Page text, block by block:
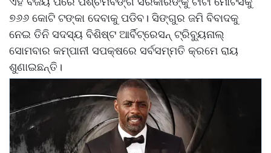
୭୬୬ କୋଟି ଟଙ୍କା ଦେବାକୁ ପଡିବ। ସିଙ୍ଗୁର ଜମି ବିବାଦକୁ
ନେଇ ତିନି ସଦସ୍ୟ ବିଶିଷ୍ଟ ଆର୍ବିଟ୍ରେସନ୍ ଟ୍ରିବ୍ୟୁନାଲ୍
ସୋମବାର କମ୍ପାନୀ ସପକ୍ଷରେ ସର୍ବସମ୍ମତି କ୍ରମେ ରାୟ
ଶୁଣାଇଛନ୍ତି।